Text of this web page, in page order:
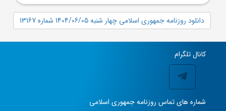
دانلود روزنامه جمهوری اسلامی چهار شنبه 1404/06/05 شماره 13167
کانال تلگرام
شماره های تماس روزنامه جمهوری اسلامی